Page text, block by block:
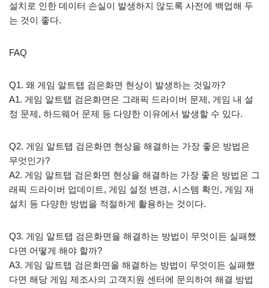
설치로 인한 데이터 손실이 발생하지 않도록 사전에 백업해 두
는 것이 좋다.
FAQ
Q1. 왜 게임 알트탭 검은화면 현상이 발생하는 것일까?
A1. 게임 알트탭 검은화면은 그래픽 드라이버 문제, 게임 내 설
정 문제, 하드웨어 문제 등 다양한 이유에서 발생할 수 있다.
Q2. 게임 알트탭 검은화면 현상을 해결하는 가장 좋은 방법은
무엇인가?
A2. 게임 알트탭 검은화면 현상을 해결하는 가장 좋은 방법은 그
래픽 드라이버 업데이트, 게임 설정 변경, 시스템 확인, 게임 재
설치 등 다양한 방법을 적절하게 활용하는 것이다.
Q3. 게임 알트탭 검은화면을 해결하는 방법이 무엇이든 실패했
다면 어떻게 해야 할까?
A3. 게임 알트탭 검은화면을 해결하는 방법이 무엇이든 실패했
다면 해당 게임 제조사의 고객지원 센터에 문의하여 해결 방법